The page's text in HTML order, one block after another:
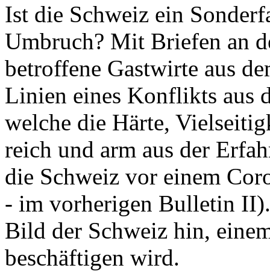
Ist die Schweiz ein
Umbruch? Mit Briefen an
betroffene Gastwirte aus
Linien eines Konflikts aus
welche die Härte,
reich und arm aus der
die Schweiz vor einem
- im vorherigen Bulletin
Bild der Schweiz hin,
beschäftigen wird.